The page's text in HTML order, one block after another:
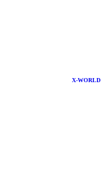
X-WORLD